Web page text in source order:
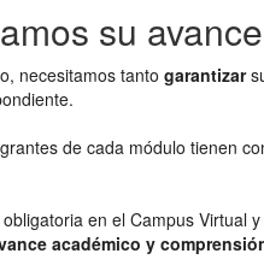
su
necesitamos tanto garantizar
de cada módulo tienen
obligatoria en el Campus Virtual
académico y